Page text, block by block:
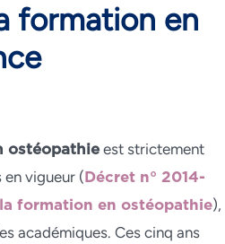
formation en
ostéopathieest strictement
vigueur ( Décret n° 2014-
formation en ostéopathie),
académiques. Ces cinq ans